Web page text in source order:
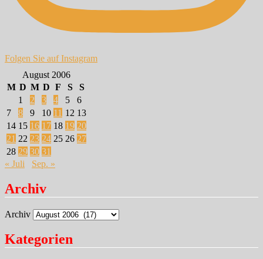
Folgen Sie auf Instagram
August 2006
M D M D F S
S
1
2 3 4 5
6
7
8 9 10 11 12 13
14 15 16 17 18 19 20
21 22 23 24 25 26 27
28 29 30 31
« Juli
Sep. »
Archiv
Archiv
Kategorien